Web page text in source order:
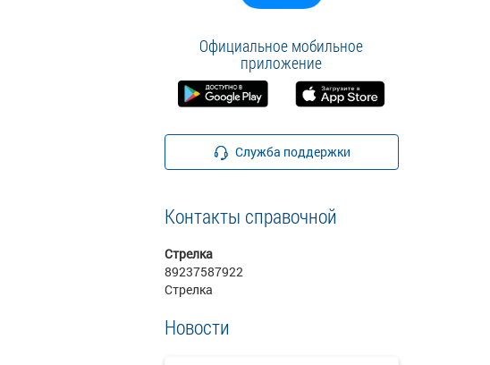
Официальное мобильное
приложение
Служба поддержки
Контакты справочной
Стрелка
89237587922
Стрелка
Новости